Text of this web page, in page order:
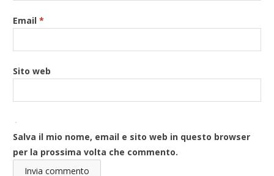
Email*
Sito web
Salva il mio nome, email e sito web in questo browser
per la prossima volta che commento.